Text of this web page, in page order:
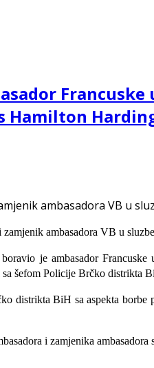
Hamilton
je ambasador
šefom Policije Brčko distrikta
distrikta BiH sa aspekta
i zamjenika